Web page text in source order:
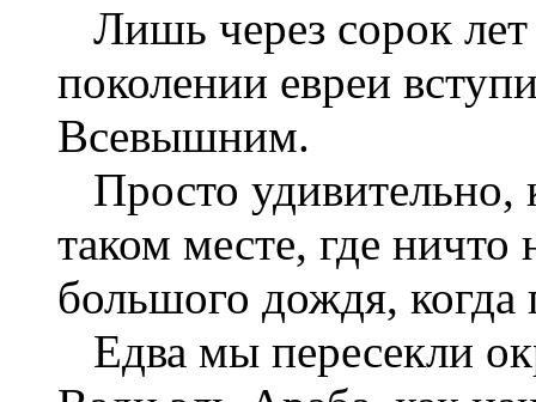
Лишь через сорок
поколении евреи
Всевышним.
Просто удивительно,
таком месте, где ничто
большого дождя, когда
Едва мы пересекли